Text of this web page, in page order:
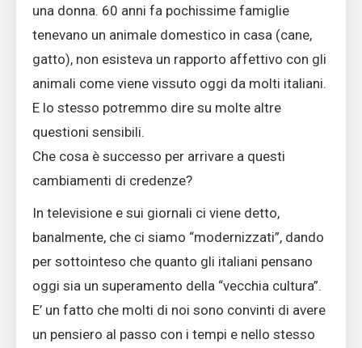
una donna. 60 anni fa pochissime famiglie
tenevano un animale domestico in casa (cane,
gatto), non esisteva un rapporto affettivo con gli
animali come viene vissuto oggi da molti italiani.
E lo stesso potremmo dire su molte altre
questioni sensibili.
Che cosa è successo per arrivare a questi
cambiamenti di credenze?
In televisione e sui giornali ci viene detto,
banalmente, che ci siamo “modernizzati”, dando
per sottointeso che quanto gli italiani pensano
oggi sia un superamento della “vecchia cultura”.
E’ un fatto che molti di noi sono convinti di avere
un pensiero al passo con i tempi e nello stesso